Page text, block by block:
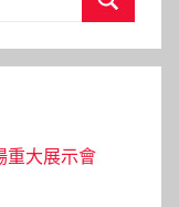
重大展示會